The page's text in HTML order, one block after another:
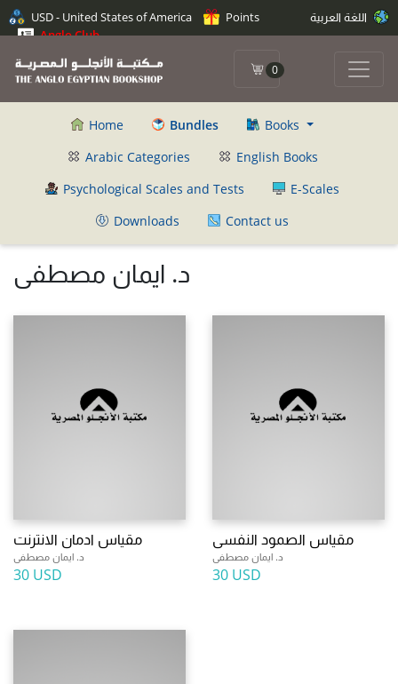
USD - United States of America
Points
Anglo Club
0
Home Bundles
Books
Arabic Categories
English Books
Psychological Scales and Tests
E-Scales
Downloads
Contact us
د. ايمان مصطفى
مقياس ادمان الانترنت
د. ايمان مصطفى
30 USD
مقياس الصمود النفسى
د. ايمان مصطفى
30 USD